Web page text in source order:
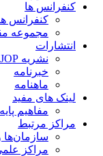
کنفرانس ها
کنفرانس
مجموعه
انتشارات
نشریه IJOP
خبرنامه
ماهنامه
لینک های مفید
مفاهیم پایه
مراکز مرتبط
سازمان‌ها و
مراکز علمی